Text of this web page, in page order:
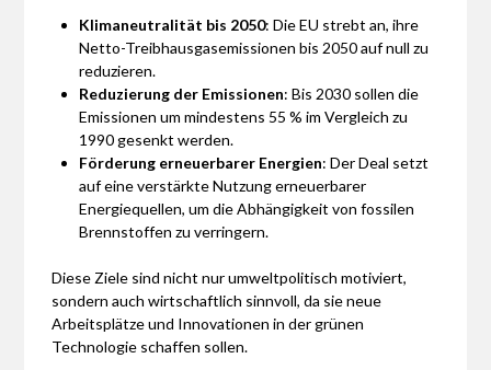
Klimaneutralität bis 2050: Die EU strebt an, ihre
Netto-Treibhausgasemissionen bis 2050 auf null zu
reduzieren.
Reduzierung der Emissionen: Bis 2030 sollen die
Emissionen um mindestens 55 % im Vergleich zu
1990 gesenkt werden.
Förderung erneuerbarer Energien: Der Deal setzt
auf eine verstärkte Nutzung erneuerbarer
Energiequellen, um die Abhängigkeit von fossilen
Brennstoffen zu verringern.
Diese Ziele sind nicht nur umweltpolitisch motiviert,
sondern auch wirtschaftlich sinnvoll, da sie neue
Arbeitsplätze und Innovationen in der grünen
Technologie schaffen sollen.